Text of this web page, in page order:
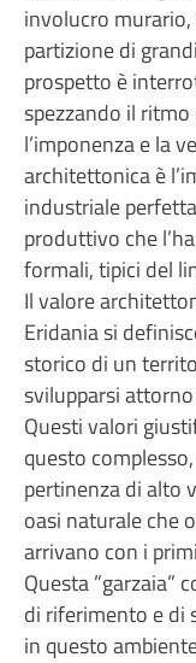
involucro
partizione di
prospetto è
spezzando il
l’imponenza e la
architettonica è
industriale
produttivo che
formali, tipici del
Il valore
Eridania si
storico di un
svilupparsi
Questi valori
questo
pertinenza di alto
oasi naturale che
arrivano con i
Questa ”garzaia”
di riferimento e di
in questo